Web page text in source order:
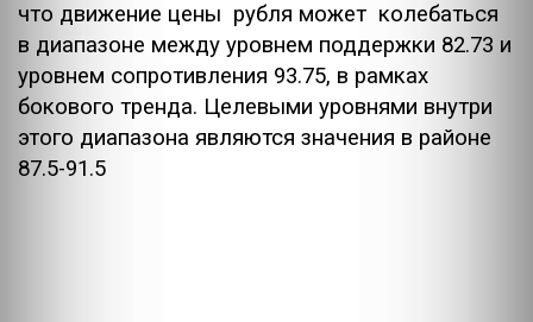
что движение цены рубля может колебаться
в диапазоне между уровнем поддержки 82.73 и
уровнем сопротивления 93.75, в рамках
бокового тренда. Целевыми уровнями внутри
этого диапазона являются значения в районе
87.5-91.5